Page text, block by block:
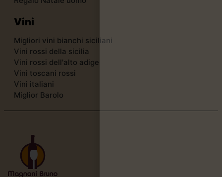
Vini
Migliori vini bianchi siciliani
Vini rossi della sicilia
Vini rossi dell'alto adige
Vini toscani rossi
Vini italiani
Miglior Barolo